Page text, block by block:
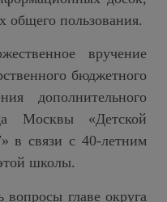
общего пользования.
вручение
бюджетного
дополнительного
Москвы «Детской
в связи с 40-летним
школы.
вопросы главе округа